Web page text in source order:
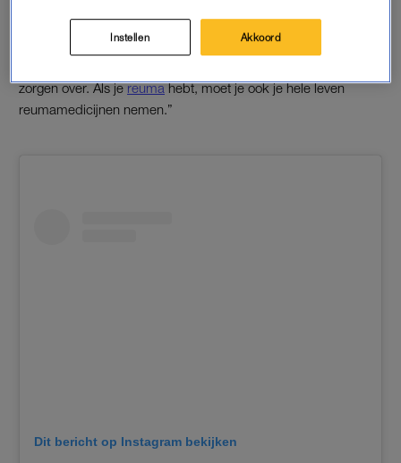
“Mijn fantastische arts heeft me gezegd: ‘er zijn wel vier, vijf
planken met medicijnen. Je kunt hier oud mee worden’. Dat
zorgen over. Als jereumahebt, moet je ook je hele leven
reumamedicijnen nemen.”
Dit bericht op Instagram bekijken
Instellen Akkoord